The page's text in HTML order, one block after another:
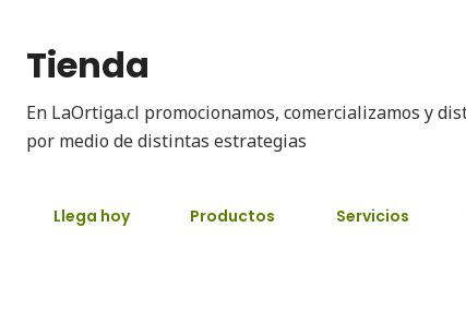
Tienda
En LaOrtiga.cl promocionamos, comercializamos y
por medio de distintas estrategias
Llega hoy Productos Servicios